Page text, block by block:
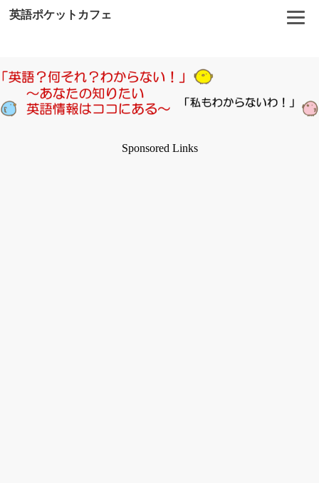
英語ポケットカフェ
Sponsored Links